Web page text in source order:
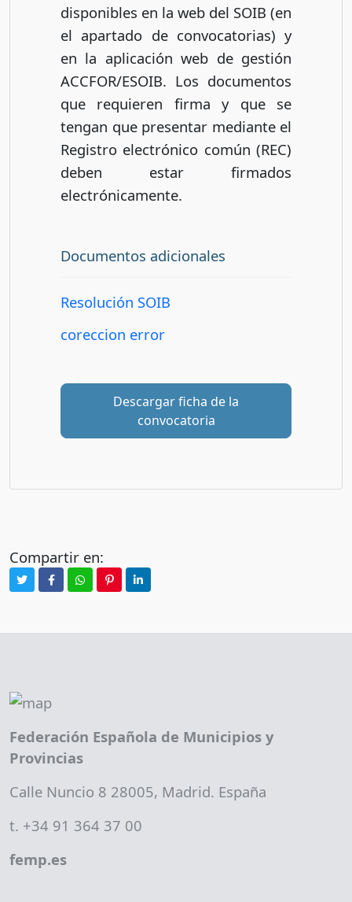
disponibles en la web del SOIB (en
el apartado de convocatorias) y
en la aplicación web de gestión
ACCFOR/ESOIB. Los documentos
que requieren firma y que se
tengan que presentar mediante el
Registro electrónico común (REC)
deben estar firmados
electrónicamente.
Documentos adicionales
Resolución SOIB
coreccion error
Descargar ficha de la
convocatoria
Compartir en:
Federación Española de Municipios y
Provincias
Calle Nuncio 8 28005, Madrid. España
t. +34 91 364 37 00
femp.es